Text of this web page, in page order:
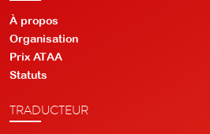
À propos
Organisation
Prix ATAA
Statuts
TRADUCTEUR